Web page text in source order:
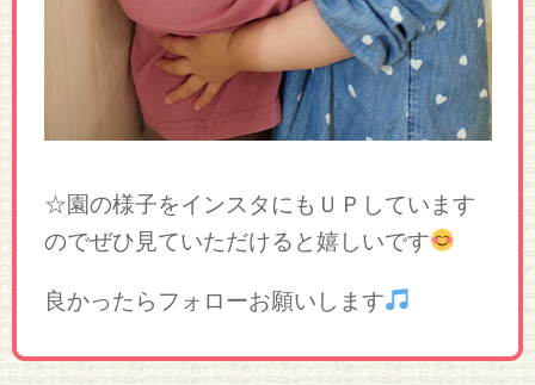
☆園の様子をインスタにもＵＰしています
のでぜひ見ていただけると嬉しいです
良かったらフォローお願いします